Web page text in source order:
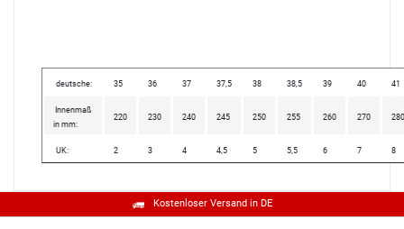
deutsche: 35 36 37 37,5 38 38,5 39 40 41
Innenmaß
in mm:
220 230 240 245 250 255 260 270 280
UK: 2 3 4 4,5 5 5,5 6 7 8
Kostenloser Versand in DE